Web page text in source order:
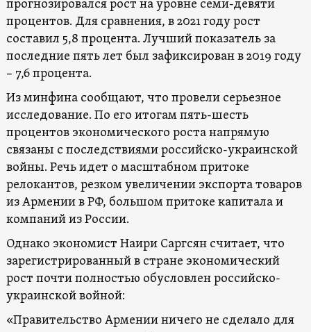
прогнозировался рост на уровне семи-девяти
процентов. Для сравнения, в 2021 году рост
составил 5,8 процента. Лучший показатель за
последние пять лет был зафиксирован в 2019 году
– 7,6 процента.
Из минфина сообщают, что провели серьезное
исследование. По его итогам пять-шесть
процентов экономического роста напрямую
связаны с последствиями российско-украинской
войны. Речь идет о масштабном притоке
релокантов, резком увеличении экспорта товаров
из Армении в РФ, большом притоке капитала и
компаний из России.
Однако экономист Наири Саргсян считает, что
зарегистрированный в стране экономический
рост почти полностью обусловлен российско-
украинской войной:
«Правительство Армении ничего не сделало для